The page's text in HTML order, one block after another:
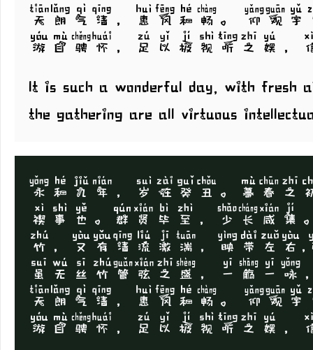
天朗气清，惠风和畅。 仰观
游目骋怀，足以极视听之娱，
It is such a wonderful day, with fresh
the gathering are all virtuous
永和九年，岁在癸丑。暮春之
禊事也。群贤毕至，少长咸
竹，又有清流激湍，映带左右
虽无丝竹管弦之盛，一觞一
天朗气清，惠风和畅。 仰观
游目骋怀，足以极视听之娱，